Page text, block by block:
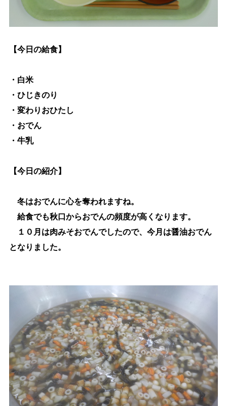
リセット
【今日の給食】
・白米
・ひじきのり
・変わりおひたし
・おでん
・牛乳
【今日の紹介】
冬はおでんに心を奪われますね。
給食でも秋口からおでんの頻度が高くなります。
１０月は肉みそおでんでしたので、今月は醤油おでん
となりました。